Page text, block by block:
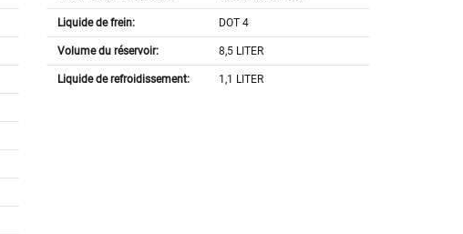
Liquide de frein: DOT 4
Volume du réservoir: 8,5 LITER
Liquide de refroidissement: 1,1 LITER